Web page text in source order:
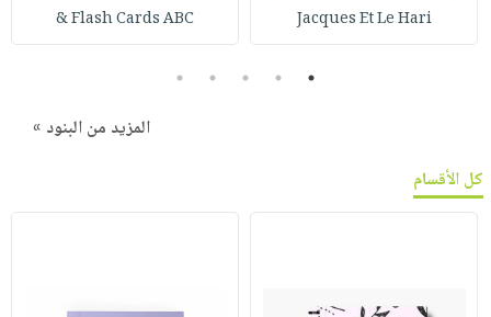
Jacques Et Le Hari
Flash Cards ABC &
1
2
3
4
5
المزيد من البنود »
كل الأقسام